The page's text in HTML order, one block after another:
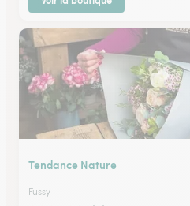
Tendance Nature
Fussy